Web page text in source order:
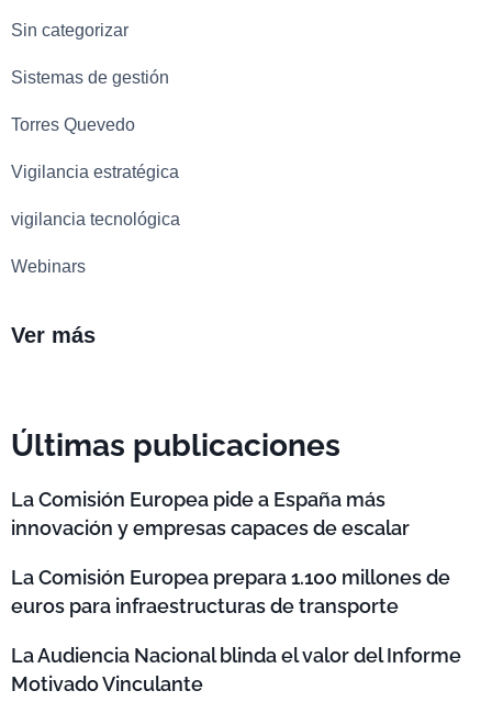
Sin categorizar
Sistemas de gestión
Torres Quevedo
Vigilancia estratégica
vigilancia tecnológica
Webinars
Ver más
Últimas publicaciones
La Comisión Europea pide a España más
innovación y empresas capaces de escalar
La Comisión Europea prepara 1.100 millones de
euros para infraestructuras de transporte
La Audiencia Nacional blinda el valor del Informe
Motivado Vinculante